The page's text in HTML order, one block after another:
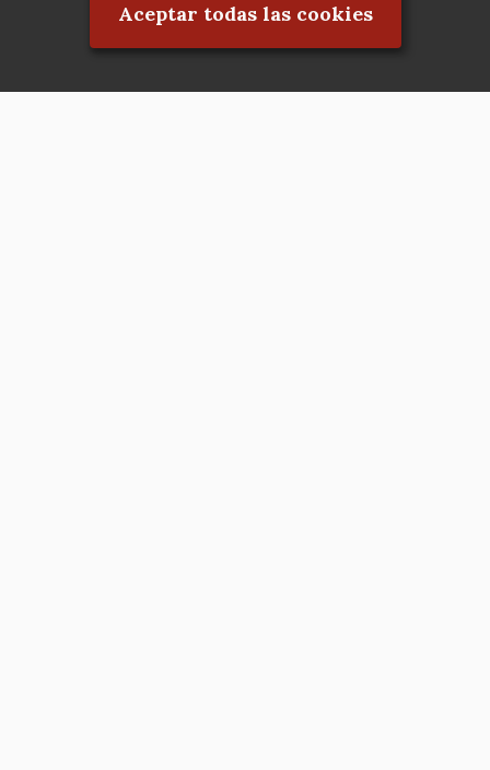
Aceptar todas las cookies